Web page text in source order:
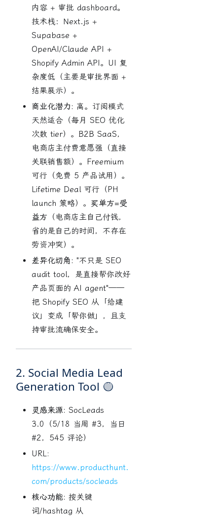
内容 + 审批 dashboard。
技术栈：Next.js +
Supabase +
OpenAI/Claude API +
Shopify Admin API。UI 复
杂度低（主要是审批界面 +
结果展示）。
商业化潜力: 高。订阅模式
天然适合（每月 SEO 优化
次数 tier）。B2B SaaS，
电商店主付费意愿强（直接
关联销售额）。Freemium
可行（免费 5 产品试用）。
Lifetime Deal 可行（PH
launch 策略）。 买单方=受
益方 （电商店主自己付钱，
省的是自己的时间，不存在
劳资冲突）。
差异化切角: "不只是 SEO
audit tool，是直接帮你改好
产品页面的 AI agent"——
把 Shopify SEO 从「给建
议」变成「帮你做」，且支
持审批流确保安全。
2. Social Media Lead
Generation Tool 🟡
灵感来源: SocLeads
3.0（5/18 当周 #3，当日
#2，545 评论）
URL:
https://www.producthunt.
com/products/socleads
核心功能: 按关键
词/hashtag 从